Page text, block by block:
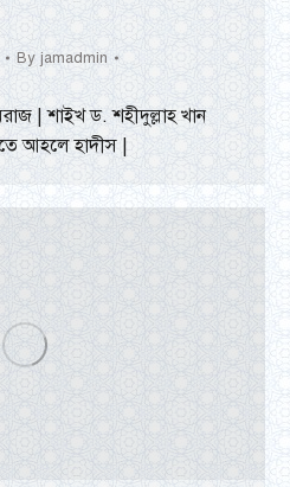
By jamadmin
| শাইখ ড. শহীদুল্লাহ খান
আহলে হাদীস |